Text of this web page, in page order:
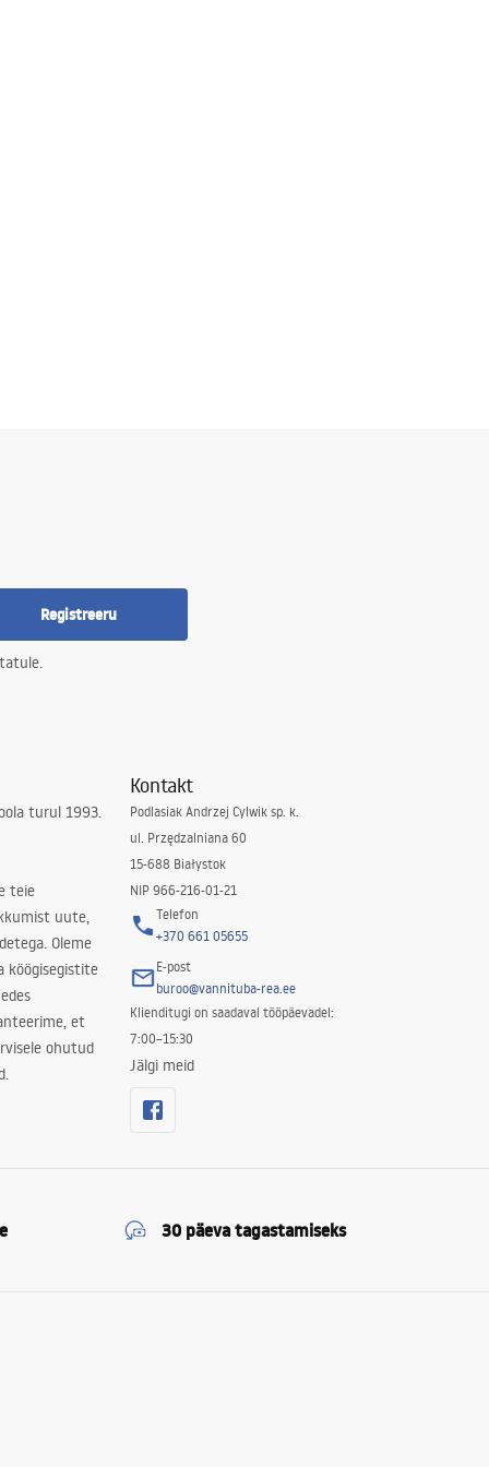
Registreeru
turul 1993.
teie
uute,
Oleme
köögisegistite
et
ohutud
Kontakt
Podlasiak Andrzej Cylwik sp. k.
ul. Przędzalniana 60
15-688 Białystok
NIP 966-216-01-21
Telefon
+370 661 05655
E-post
buroo@vannituba-rea.ee
Klienditugi on saadaval tööpäevadel:
7:00–15:30
Jälgi meid
30 päeva tagastamiseks